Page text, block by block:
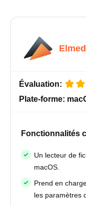
Évaluation:
Plate-forme:
Fonctionnalités
Un lecteur de
macOS.
Prend en
les paramètres